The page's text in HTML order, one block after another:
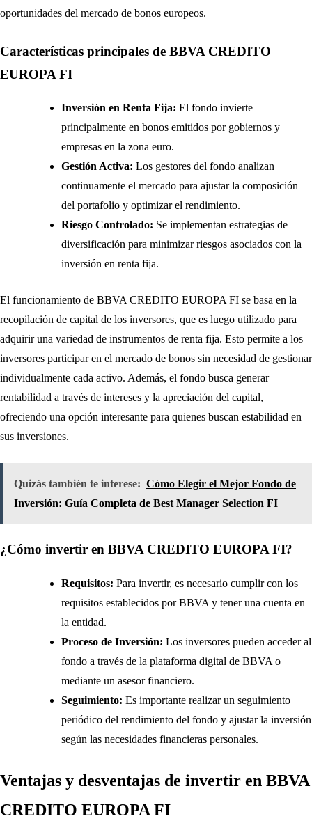
oportunidades del mercado de bonos europeos.
Características principales de BBVA CREDITO
EUROPA FI
Inversión en Renta Fija: El fondo invierte
principalmente en bonos emitidos por gobiernos y
empresas en la zona euro.
Gestión Activa: Los gestores del fondo analizan
continuamente el mercado para ajustar la composición
del portafolio y optimizar el rendimiento.
Riesgo Controlado: Se implementan estrategias de
diversificación para minimizar riesgos asociados con la
inversión en renta fija.
El funcionamiento de BBVA CREDITO EUROPA FI se basa en la
recopilación de capital de los inversores, que es luego utilizado para
adquirir una variedad de instrumentos de renta fija. Esto permite a los
inversores participar en el mercado de bonos sin necesidad de gestionar
individualmente cada activo. Además, el fondo busca generar
rentabilidad a través de intereses y la apreciación del capital,
ofreciendo una opción interesante para quienes buscan estabilidad en
sus inversiones.
Quizás también te interese: Cómo Elegir el Mejor Fondo de
Inversión: Guía Completa de Best Manager Selection FI
¿Cómo invertir en BBVA CREDITO EUROPA FI?
Requisitos: Para invertir, es necesario cumplir con los
requisitos establecidos por BBVA y tener una cuenta en
la entidad.
Proceso de Inversión: Los inversores pueden acceder al
fondo a través de la plataforma digital de BBVA o
mediante un asesor financiero.
Seguimiento: Es importante realizar un seguimiento
periódico del rendimiento del fondo y ajustar la inversión
según las necesidades financieras personales.
Ventajas y desventajas de invertir en BBVA
CREDITO EUROPA FI